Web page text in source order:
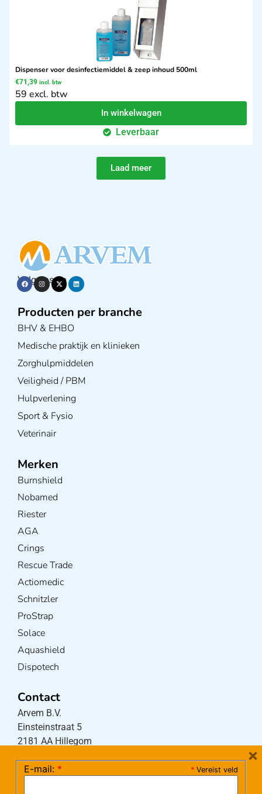
Dispenser voor desinfectiemiddel & zeep inhoud 500ml
€71,39 incl. btw
59 excl. btw
In winkelwagen
Leverbaar
Laad meer
Volg ons op
Producten per branche
BHV & EHBO
Medische praktijk en klinieken
Zorghulpmiddelen
Veiligheid / PBM
Hulpverlening
Sport & Fysio
Veterinair
Merken
Burnshield
Nobamed
Riester
AGA
Crings
Rescue Trade
Actiomedic
Schnitzler
ProStrap
Solace
Aquashield
Dispotech
Contact
Arvem B.V.
Einsteinstraat 5
2181 AA Hillegom
* Vereist veld
E-mail: *
×